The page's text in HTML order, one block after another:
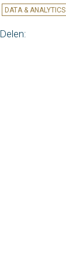
DATA & ANALYTICS
Delen: